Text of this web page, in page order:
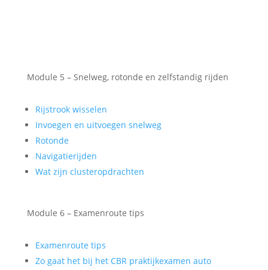
Module 5 – Snelweg, rotonde en zelfstandig rijden
Rijstrook wisselen
Invoegen en uitvoegen snelweg
Rotonde
Navigatierijden
Wat zijn clusteropdrachten
Module 6 – Examenroute tips
Examenroute tips
Zo gaat het bij het CBR praktijkexamen auto